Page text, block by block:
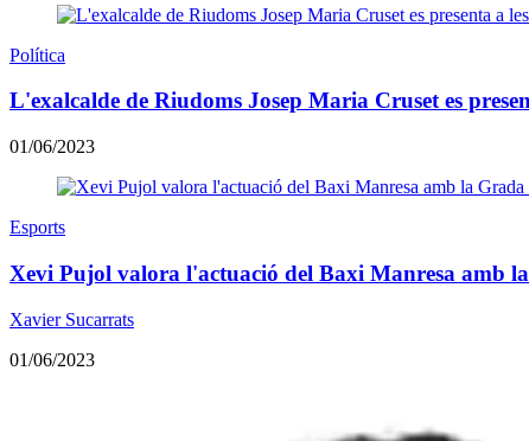
Política
L'exalcalde de Riudoms Josep Maria Cruset es
01/06/2023
Esports
Xevi Pujol valora l'actuació del Baxi Manresa amb
Xavier Sucarrats
01/06/2023